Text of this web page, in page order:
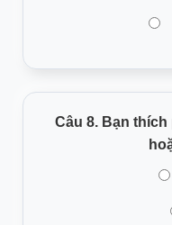
Câu 8. Bạn